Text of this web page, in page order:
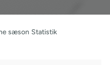
sæson Statistik